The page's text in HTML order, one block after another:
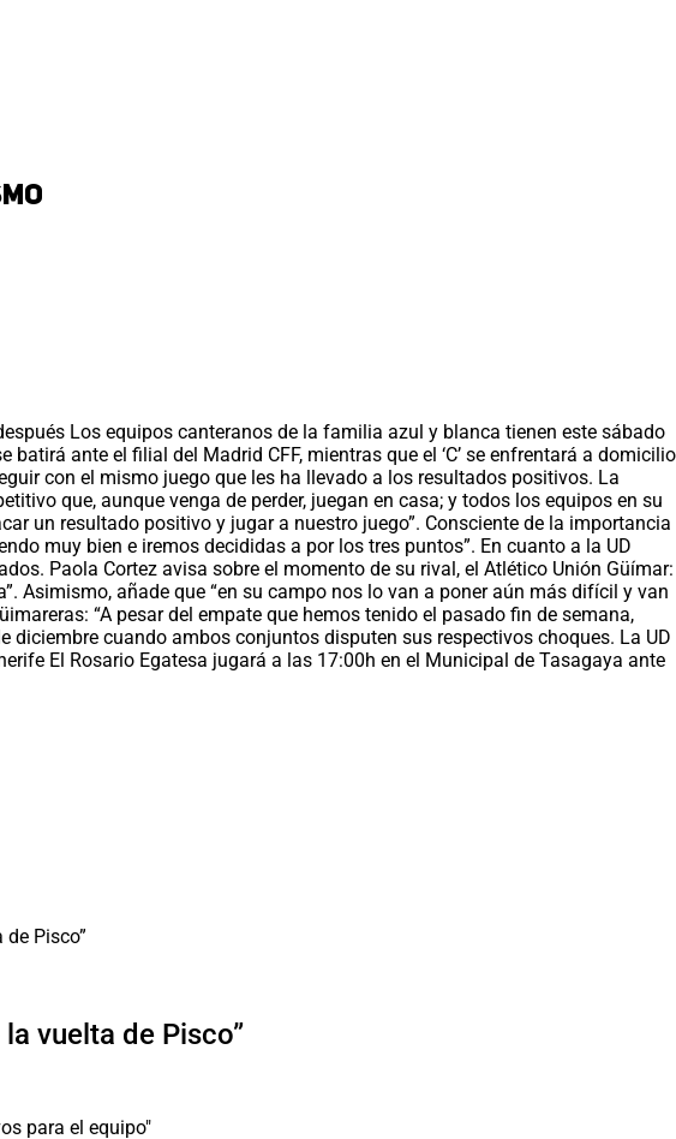
Los equipos canteranos de la familia azul y blanca tienen este sábado
ante el filial del Madrid CFF, mientras que el ‘C’ se enfrentará a domicilio
con el mismo juego que les ha llevado a los resultados positivos. La
que, aunque venga de perder, juegan en casa; y todos los equipos en su
un resultado positivo y jugar a nuestro juego”. Consciente de la importancia
muy bien e iremos decididas a por los tres puntos”. En cuanto a la UD
Paola Cortez avisa sobre el momento de su rival, el Atlético Unión Güímar:
Asimismo, añade que “en su campo nos lo van a poner aún más difícil y van
“A pesar del empate que hemos tenido el pasado fin de semana,
cuando ambos conjuntos disputen sus respectivos choques. La UD
El Rosario Egatesa jugará a las 17:00h en el Municipal de Tasagaya ante
vuelta de Pisco”